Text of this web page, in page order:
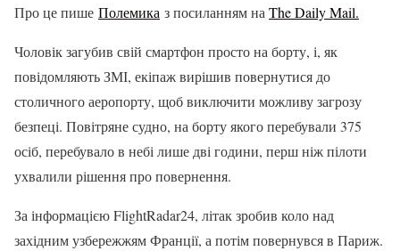
Про це пише Полемика з посиланням наThe Daily Mail.
Чоловік загубив свій смартфон просто на борту, і, як
повідомляють ЗМІ, екіпаж вирішив повернутися до
столичного аеропорту, щоб виключити можливу загрозу
безпеці. Повітряне судно, на борту якого перебували 375
осіб, перебувало в небі лише дві години, перш ніж пілоти
ухвалили рішення про повернення.
За інформацією FlightRadar24, літак зробив коло над
західним узбережжям Франції, а потім повернувся в Париж.